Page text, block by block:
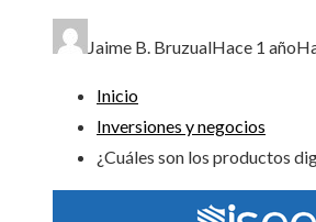
Jaime B. BruzualHace 1 año
Inicio
Inversiones y negocios
¿Cuáles son los productos